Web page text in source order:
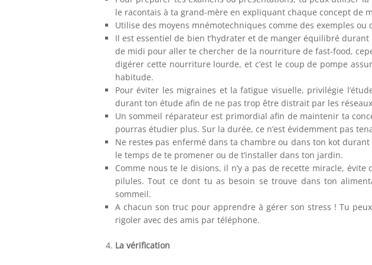
le racontais à ta grand-mère en expliquant chaque concept de
Utilise des moyens mnémotechniques comme des exemples ou
Il est essentiel de bien t’hydrater et de manger équilibré
de midi pour aller te chercher de la nourriture de fast-food,
digérer cette nourriture lourde, et c’est le coup de pompe
habitude.
Pour éviter les migraines et la fatigue visuelle, privilégie
durant ton étude afin de ne pas trop être distrait par les réseaux
Un sommeil réparateur est primordial afin de maintenir ta
pourras étudier plus. Sur la durée, ce n’est évidemment pas
Ne restespas enfermé dans ta chambre ou dans ton kot
le temps de te promener ou de t’installer dans ton jardin.
Comme nous te le disions, il n’y a pas de recette miracle,
pilules. Tout ce dont tu as besoin se trouve dans ton
sommeil.
A chacun son truc pour apprendre à gérer son stress ! Tu
rigoler avec des amis par téléphone.
La vérification